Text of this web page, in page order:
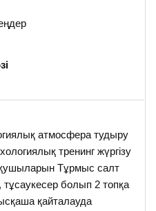
атмосфера тудыру
тренинг жүргізу
Тұрмыс салт
болып 2 топқа
қайталауда